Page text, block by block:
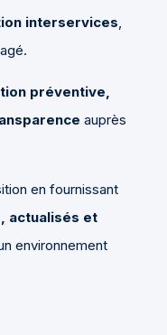
interservices
préventive,
auprès
en fournissant
actualisés et
environnement